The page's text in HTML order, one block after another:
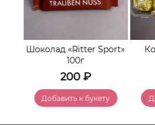
Шоколад «Ritter Sport»
100г
200₽
Добавить к букету